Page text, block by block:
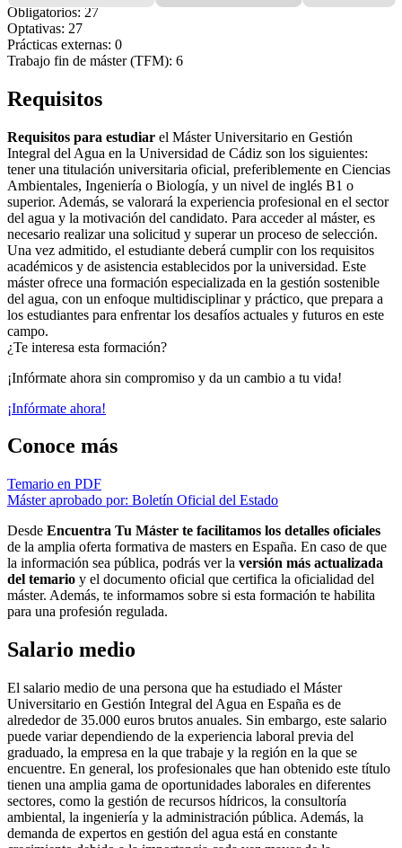
Obligatorios: 27
Optativas: 27
Prácticas externas: 0
Trabajo fin de máster (TFM): 6
Requisitos
Requisitos para estudiar el Máster Universitario en Gestión
Integral del Agua en la Universidad de Cádiz son los siguientes:
tener una titulación universitaria oficial, preferiblemente en Ciencias
Ambientales, Ingeniería o Biología, y un nivel de inglés B1 o
superior. Además, se valorará la experiencia profesional en el sector
del agua y la motivación del candidato. Para acceder al máster, es
necesario realizar una solicitud y superar un proceso de selección.
Una vez admitido, el estudiante deberá cumplir con los requisitos
académicos y de asistencia establecidos por la universidad. Este
máster ofrece una formación especializada en la gestión sostenible
del agua, con un enfoque multidisciplinar y práctico, que prepara a
los estudiantes para enfrentar los desafíos actuales y futuros en este
campo.
¿Te interesa esta formación?
¡Infórmate ahora sin compromiso y da un cambio a tu vida!
¡Infórmate ahora!
Conoce más
Temario en PDF
Máster aprobado por: Boletín Oficial del Estado
Desde Encuentra Tu Máster te facilitamos los detalles oficiales
de la amplia oferta formativa de masters en España. En caso de que
la información sea pública, podrás ver la versión más actualizada
del temario y el documento oficial que certifica la oficialidad del
máster. Además, te informamos sobre si esta formación te habilita
para una profesión regulada.
Salario medio
El salario medio de una persona que ha estudiado el Máster
Universitario en Gestión Integral del Agua en España es de
alrededor de 35.000 euros brutos anuales. Sin embargo, este salario
puede variar dependiendo de la experiencia laboral previa del
graduado, la empresa en la que trabaje y la región en la que se
encuentre. En general, los profesionales que han obtenido este título
tienen una amplia gama de oportunidades laborales en diferentes
sectores, como la gestión de recursos hídricos, la consultoría
ambiental, la ingeniería y la administración pública. Además, la
demanda de expertos en gestión del agua está en constante